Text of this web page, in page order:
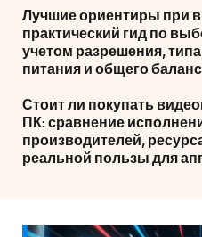
Лучшие ориентиры при
практический гид по
учетом разрешения,
питания и общего
Стоит ли покупать
ПК: сравнение
производителей,
реальной пользы для